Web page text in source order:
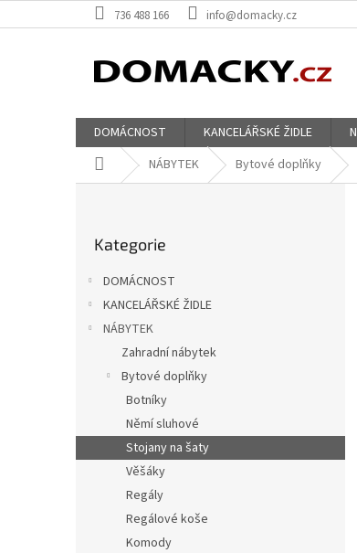
na
736 488 166 info@domacky.cz
DOMÁCNOST KANCELÁŘSKÉ ŽIDLE
Domů NÁBYTEK Bytové doplňky
e
l
kategorie
Kategorie
DOMÁCNOST
KANCELÁŘSKÉ ŽIDLE
NÁBYTEK
Zahradní nábytek
Bytové doplňky
Botníky
Němí sluhové
Stojany na šaty
Věšáky
Regály
Regálové koše
Komody